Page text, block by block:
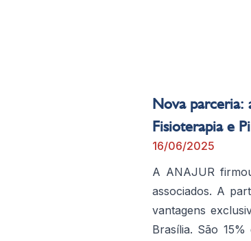
Nova parceria:
Fisioterapia e
16/06/2025
A ANAJUR
associados. A
vantagens
Brasília. São